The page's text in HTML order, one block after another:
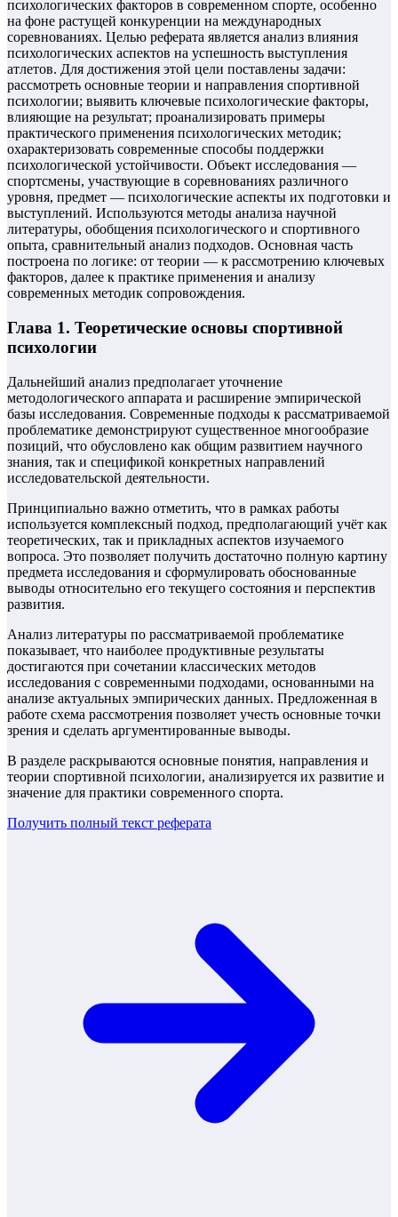
психологических факторов в современном спорте, особенно
на фоне растущей конкуренции на международных
соревнованиях. Целью реферата является анализ влияния
психологических аспектов на успешность выступления
атлетов. Для достижения этой цели поставлены задачи:
рассмотреть основные теории и направления спортивной
психологии; выявить ключевые психологические факторы,
влияющие на результат; проанализировать примеры
практического применения психологических методик;
охарактеризовать современные способы поддержки
психологической устойчивости. Объект исследования —
спортсмены, участвующие в соревнованиях различного
уровня, предмет — психологические аспекты их подготовки и
выступлений. Используются методы анализа научной
литературы, обобщения психологического и спортивного
опыта, сравнительный анализ подходов. Основная часть
построена по логике: от теории — к рассмотрению ключевых
факторов, далее к практике применения и анализу
современных методик сопровождения.
Глава 1. Теоретические основы спортивной
психологии
Дальнейший анализ предполагает уточнение
методологического аппарата и расширение эмпирической
базы исследования. Современные подходы к рассматриваемой
проблематике демонстрируют существенное многообразие
позиций, что обусловлено как общим развитием научного
знания, так и спецификой конкретных направлений
исследовательской деятельности.
Принципиально важно отметить, что в рамках работы
используется комплексный подход, предполагающий учёт как
теоретических, так и прикладных аспектов изучаемого
вопроса. Это позволяет получить достаточно полную картину
предмета исследования и сформулировать обоснованные
выводы относительно его текущего состояния и перспектив
развития.
Анализ литературы по рассматриваемой проблематике
показывает, что наиболее продуктивные результаты
достигаются при сочетании классических методов
исследования с современными подходами, основанными на
анализе актуальных эмпирических данных. Предложенная в
работе схема рассмотрения позволяет учесть основные точки
зрения и сделать аргументированные выводы.
В разделе раскрываются основные понятия, направления и
теории спортивной психологии, анализируется их развитие и
значение для практики современного спорта.
Получить полный текст реферата